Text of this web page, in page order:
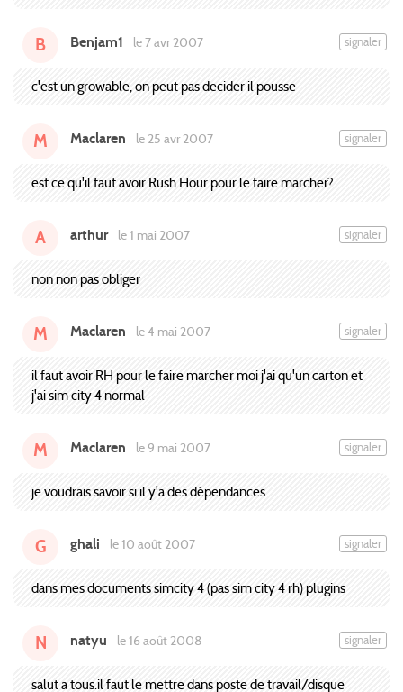
B Benjam1 le 7 avr 2007 signaler
c'est un growable, on peut pas decider il pousse
M Maclaren le 25 avr 2007 signaler
est ce qu'il faut avoir Rush Hour pour le faire marcher?
A arthur le 1 mai 2007 signaler
non non pas obliger
M Maclaren le 4 mai 2007 signaler
il faut avoir RH pour le faire marcher moi j'ai qu'un carton et
j'ai sim city 4 normal
M Maclaren le 9 mai 2007 signaler
je voudrais savoir si il y'a des dépendances
G ghali le 10 août 2007 signaler
dans mes documents simcity 4 (pas sim city 4 rh) plugins
N natyu le 16 août 2008 signaler
salut a tous.il faut le mettre dans poste de travail/disque